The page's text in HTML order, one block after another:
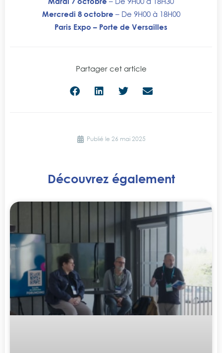
Mercredi 8 octobre – De 9H00 à 18H00
Paris Expo – Porte de Versailles
Partager cet article
Publié le 26 mai 2025
Découvrez également